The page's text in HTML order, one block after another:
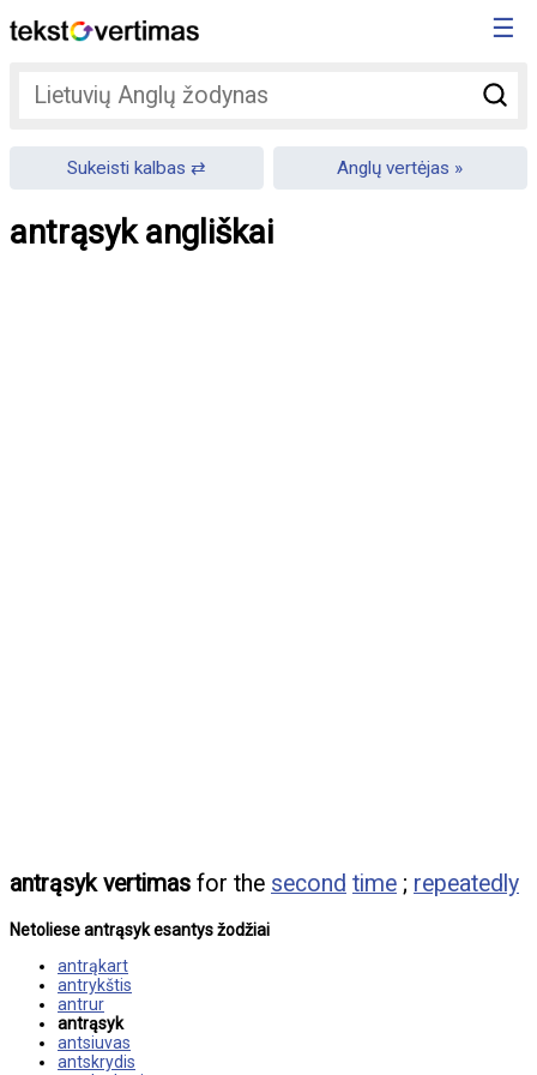
☰
Sukeisti kalbas Anglų vertėjas
antrąsyk angliškai
antrąsyk vertimas for the second time ; repeatedly
Netoliese antrąsyk esantys žodžiai
antrąkart
antrykštis
antrur
antrąsyk
antsiuvas
antskrydis